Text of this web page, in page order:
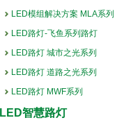
LED模组解决方案 MLA系列
LED路灯-飞鱼系列路灯
LED路灯 城市之光系列
LED路灯 道路之光系列
LED路灯 MWF系列
LED智慧路灯